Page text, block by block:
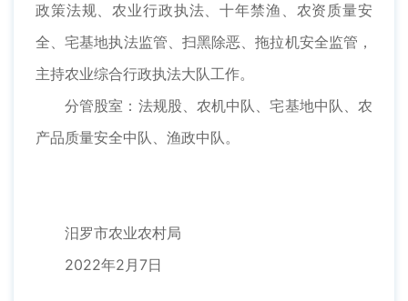
政策法规、农业行政执法、十年禁渔、农资质量安
全、宅基地执法监管、扫黑除恶、拖拉机安全监管，
主持农业综合行政执法大队工作。
分管股室：法规股、农机中队、宅基地中队、农
产品质量安全中队、渔政中队。
汨罗市农业农村局
2022年2月7日